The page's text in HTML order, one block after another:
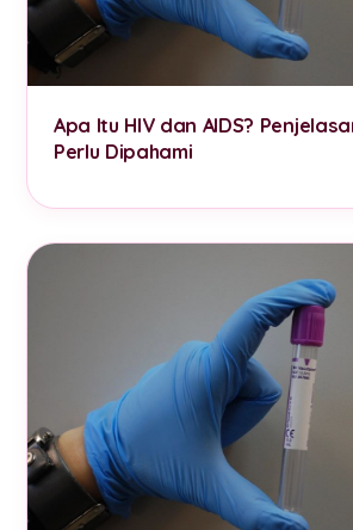
Apa Itu HIV dan AIDS?
Perlu Dipahami